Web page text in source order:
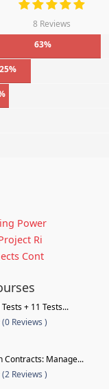
8 Reviews
63%
25%
Power
Ri
Cont
+ 11 Tests...
(0 Reviews )
Contracts: Manage...
(2 Reviews )